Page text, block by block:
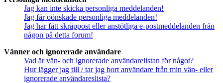
Jag kan inte skicka personliga meddelanden!
Jag får oönskade personliga meddelanden!
Jag har fått skräppost eller anstötliga e-postmeddelanden från
någon på detta forum!
Vänner och ignorerade användare
Vad är vän- och ignorerade användarelistan för något?
Hur lägger jag till / tar jag bort användare från min vän- eller
ignorerade användareslista?